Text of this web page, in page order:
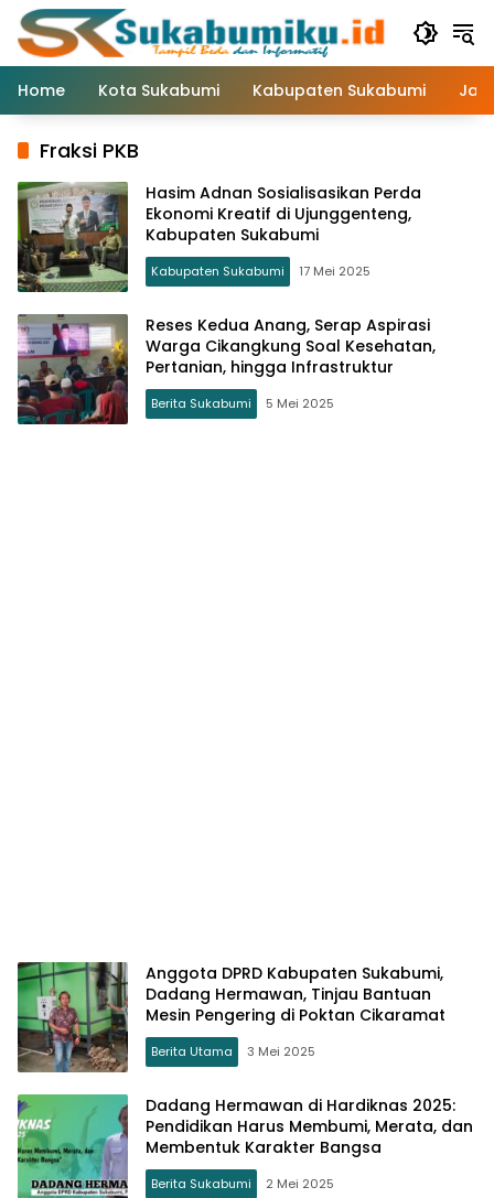
Langsung
konten
Home
Kota Sukabumi Kabupaten Sukabumi
Fraksi PKB
Hasim Adnan Sosialisasikan Perda
Ekonomi Kreatif di Ujunggenteng,
Kabupaten Sukabumi
Kabupaten Sukabumi 17 Mei 2025
Reses Kedua Anang, Serap Aspirasi
Warga Cikangkung Soal Kesehatan,
Pertanian, hingga Infrastruktur
Berita Sukabumi 5 Mei 2025
Anggota DPRD Kabupaten Sukabumi,
Dadang Hermawan, Tinjau Bantuan
Mesin Pengering di Poktan Cikaramat
Berita Utama 3 Mei 2025
Dadang Hermawan di Hardiknas 2025:
Pendidikan Harus Membumi, Merata, dan
Membentuk Karakter Bangsa
Berita Sukabumi 2 Mei 2025